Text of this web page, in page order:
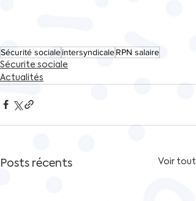
Sécurité socialeintersyndicaleRPN salaire
Sécurite sociale
Actualités
Posts récents Voir tout